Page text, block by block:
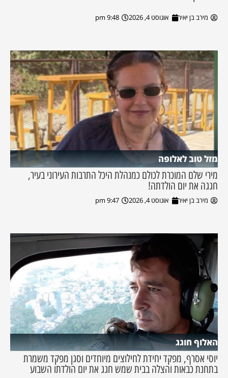
מירב בן יאיר אוגוסט 4, 2026 9:48 pm
מזל טוב לאלופה
מירי שלם המוכרת לכולם כמנהלת היכל התרבות העירוני בעיר,
חגגה את יום הולדתה!
מירב בן יאיר אוגוסט 4, 2026 9:47 pm
האלוף חוגג
יוסי אסרף, מפקד יחידת לחילוצים מיוחדים וסגן מפקד משמרת
בתחנת כבאות והצלה בבית שמש חגג את יום הולדתו השבוע